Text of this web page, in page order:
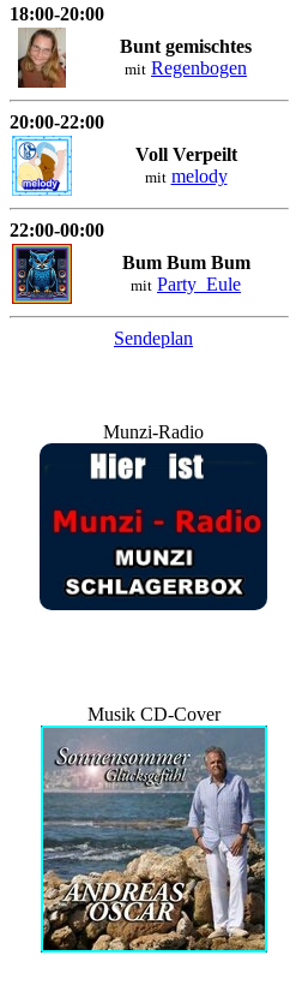
18:00-20:00
Bunt gemischtes
mit Regenbogen
20:00-22:00
Voll Verpeilt
mit melody
22:00-00:00
Bum Bum Bum
mit Party_Eule
Sendeplan
Munzi-Radio
Musik CD-Cover